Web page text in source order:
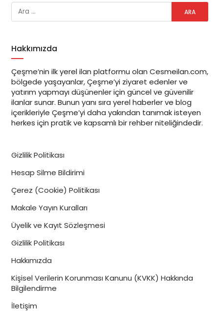
Hakkımızda
Çeşme’nin ilk yerel ilan platformu olan Cesmeilan.com,
bölgede yaşayanlar, Çeşme’yi ziyaret edenler ve
yatırım yapmayı düşünenler için güncel ve güvenilir
ilanlar sunar. Bunun yanı sıra yerel haberler ve blog
içerikleriyle Çeşme’yi daha yakından tanımak isteyen
herkes için pratik ve kapsamlı bir rehber niteliğindedir.
Gizlilik Politikası
Hesap Silme Bildirimi
Çerez (Cookie) Politikası
Makale Yayın Kuralları
Üyelik ve Kayıt Sözleşmesi
Gizlilik Politikası
Hakkımızda
Kişisel Verilerin Korunması Kanunu (KVKK) Hakkında
Bilgilendirme
İletişim